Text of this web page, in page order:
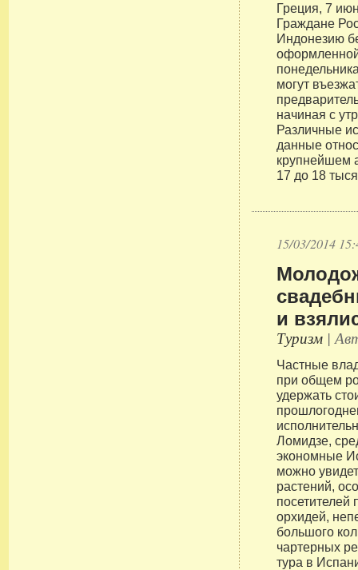
Греция, 7
Граждане
Индонезию
могут
начиная с
Различные
данные
крупнейшем
17 до 18
15/03/2014
и
Туризм |
Частные
при общем
удержать
Ломидзе,
экономные
можно
растений,
посетителей
орхидей,
большого
чартерных
тура в